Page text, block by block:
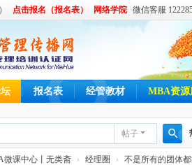
点击报名（报名表） 网络学院 微信客服
报名表 经管教材 MBA资源
帖子
搜
微课中心丨无类斋 › 经理圈 › 不是所有的团体